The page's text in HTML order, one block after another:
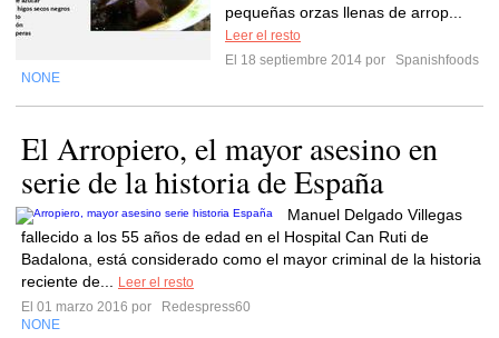
pequeñas orzas llenas de arrop...
Leer el resto
El 18 septiembre 2014 por
Spanishfoods
NONE
El Arropiero, el mayor asesino en
serie de la historia de España
Manuel Delgado Villegas
fallecido a los 55 años de edad en el Hospital Can Ruti de
Badalona, está considerado como el mayor criminal de la historia
reciente de...
Leer el resto
El 01 marzo 2016 por
Redespress60
NONE